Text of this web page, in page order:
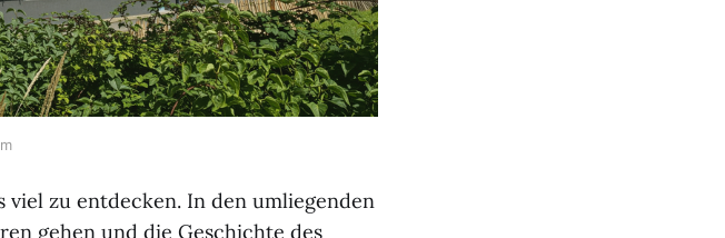
viel zu entdecken. In den umliegenden
gehen und die Geschichte des